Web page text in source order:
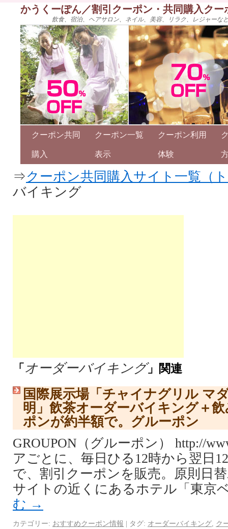
かうくーぽん／割引クーポン・共同購入ク
飲食、宿泊、ヘアサロン、ネイル、美容、リラク、レジャー
クーポン共同
購入
クーポン一覧
表示
クーポン利用
体験
⇒クーポン共同購入サイト一覧（
バイキング
「 オーダーバイキング」関連
国際展示場「チャイナグリル マ
明」飲茶オーダーバイキング＋
ポンが約半額で。グルーポン
GROUPON（グルーポン） http://
アごとに、毎日ひる12時から翌日
で、割引クーポンを販売。原則日
サイトの近くにあるホテル「東京
む →
カテゴリー: おすすめクーポン情報 | タグ: オーダーバイキング
ク